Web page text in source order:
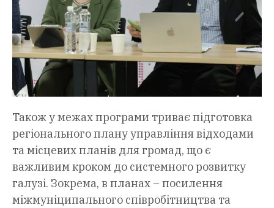
Також у межах програми триває підготовка
регіонального плану управління відходами
та місцевих планів для громад, що є
важливим кроком до системного розвитку
галузі. Зокрема, в планах – посилення
міжмуніципального співробітництва та